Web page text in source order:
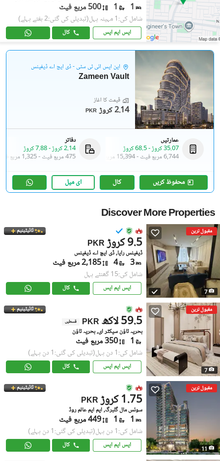
1
1 500 مربع فیٹ
شامل کی:1 مہینہ پہل (تبدیلی کی گئی:2 ہفتے پہلے)
ایس ایم ایس کال
این ایس آئی ٹی سٹی - ڈی ایچ اے ڈیفینس
Zameen Vault
قیمت کا آغاز
PKR 2.14 کروڑ
عمارتیں
35.07 کروڑ
-68.5 کروڑ
6,744 مربع فیٹ
-15,394 مربع فیٹ
دفاتر
2.14 کروڑ
-7.88 کروڑ
475 مربع فیٹ
-1,325 مربع فیٹ
محفوظ کریں کال ای میل
Discover More Properties
مقبول ترین
7
ٹائیٹینیم
PKR 9.5 کروڑ
ڈیفینس رایا, ڈی ایچ اے ڈیفینس
3
4 2,185 مربع فیٹ
شامل کی:15 گھنٹے پہل
ایس ایم ایس کال
مقبول ترین
7
ٹائیٹینیم
PKR 59.5 لاکھ قسطیں
بحریہ ٹاؤن سیکٹر ای, بحریہ ٹاؤن
1 350 مربع فیٹ
شامل کی:1 دن پہل (تبدیلی کی گئی:1 دن پہلے)
ایس ایم ایس کال
مقبول ترین
11
ٹائیٹینیم
PKR 1.75 کروڑ
سوئس مال گلبرگ, ایم ایم عالم روڈ
1
1 449 مربع فیٹ
شامل کی:1 دن پہل (تبدیلی کی گئی:1 دن پہلے)
ایس ایم ایس کال